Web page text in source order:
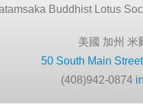
Buddhist Lotus
美國 加州 米
50 South Main
(408)942-0874